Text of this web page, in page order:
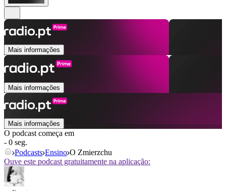
Mais informações
Mais informações
Mais informações
O podcast começa em
- 0 seg.
Podcasts Ensino O Zmierzchu
Ouve este podcast gratuitamente na aplicação: